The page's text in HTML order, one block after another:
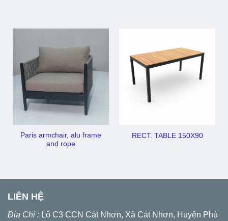
Paris armchair, alu frame
and rope
RECT. TABLE 150X90
LIÊN HỆ
Địa Chỉ : Lô C3 CCN Cát Nhơn, Xã Cát Nhơn, Huyện Phù